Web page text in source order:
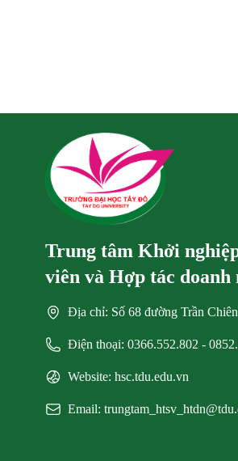
Trung tâm Khởi
viên và Hợp tác doanh
Địa chỉ: Số 68 đường Trần
Điện thoại: 0366.552.802 -
Website: hsc.tdu.edu.vn
Email: